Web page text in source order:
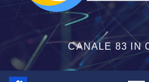
CANALE 83 IN